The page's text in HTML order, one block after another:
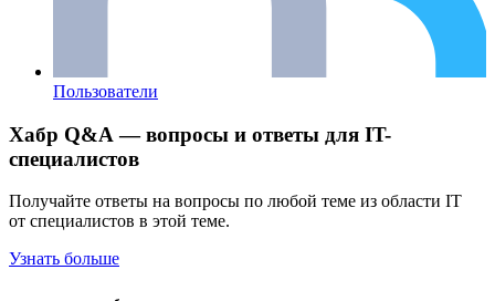
Пользователи
Хабр Q&A — вопросы и ответы для IT-
специалистов
Получайте ответы на вопросы по любой теме из области IT
от специалистов в этой теме.
Узнать больше